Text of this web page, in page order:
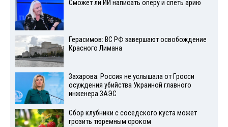
Сможет ли ИИ написать оперу и спеть арию
Герасимов: ВС РФ завершают освобождение
Красного Лимана
Захарова: Россия не услышала от Гросси
осуждения убийства Украиной главного
инженера ЗАЭС
Сбор клубники с соседского куста может
грозить тюремным сроком